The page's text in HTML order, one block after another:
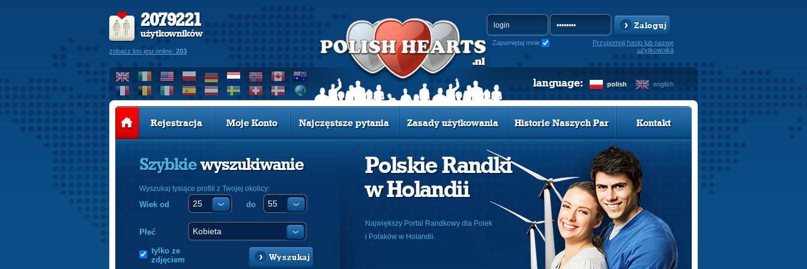
2079221
użytkowników
zobacz kto jest online: 203
Zaloguj
Zapamiętaj mnie
Przypomnij hasło lub nazwę
użytkownika
polish english
language:
Rejestracja Moje Konto Najczęstsze pytania Zasady użytkowania Historie Naszych Par Kontakt
Szybkiewyszukiwanie
Wyszukaj tysiące profili z Twojej okolicy:
Wiek od do
Płeć
tylko ze
zdjęciem
Wyszukaj
Polskie Randki
w Holandii
Największy Portal Randkowy dla Polek
i Polaków w Holandii.